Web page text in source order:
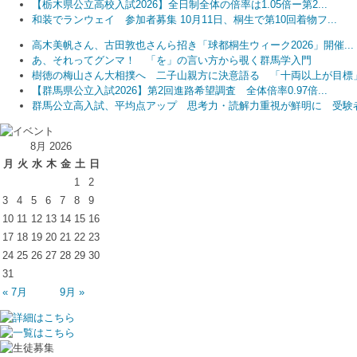
【栃木県公立高校入試2026】全日制全体の倍率は1.05倍ー第2...
和装でランウェイ 参加者募集 10月11日、桐生で第10回着物フ...
高木美帆さん、古田敦也さんら招き「球都桐生ウィーク2026」開催...
あ、それってグンマ！ 「を」の言い方から覗く群馬学入門
樹徳の梅山さん大相撲へ 二子山親方に決意語る 「十両以上が目標
【群馬県公立入試2026】第2回進路希望調査 全体倍率0.97倍...
群馬公立高入試、平均点アップ 思考力・読解力重視が鮮明に 受験
8月 2026
月 火 水 木 金 土 日
1
2
3
4 5 6 7 8
9
10 11 12 13 14 15 16
17 18 19 20 21 22 23
24 25 26 27 28 29 30
31
« 7月
9月 »